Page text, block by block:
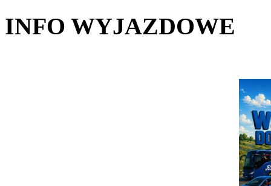
INFO WYJAZDOWE